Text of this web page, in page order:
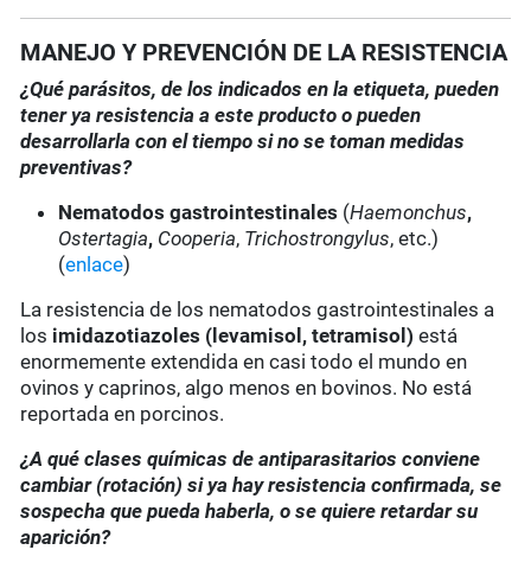
MANEJO Y PREVENCIÓN DE LA RESISTENCIA
¿Qué parásitos, de los indicados en la etiqueta, pueden
tener ya resistencia a este producto o pueden
desarrollarla con el tiempo si no se toman medidas
preventivas?
Nematodos gastrointestinales (Haemonchus,
Ostertagia, Cooperia, Trichostrongylus, etc.)
(enlace)
La resistencia de los nematodos gastrointestinales a
los imidazotiazoles (levamisol, tetramisol) está
enormemente extendida en casi todo el mundo en
ovinos y caprinos, algo menos en bovinos. No está
reportada en porcinos.
¿A qué clases químicas de antiparasitarios conviene
cambiar (rotación) si ya hay resistencia confirmada, se
sospecha que pueda haberla, o se quiere retardar su
aparición?